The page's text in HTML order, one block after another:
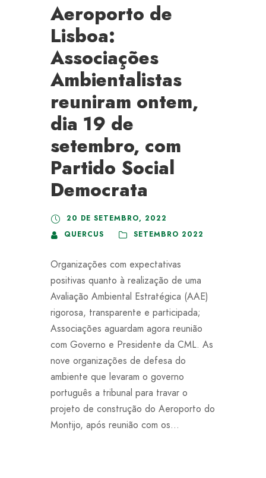
Aeroporto de
Lisboa:
Associações
Ambientalistas
reuniram ontem,
dia 19 de
setembro, com
Partido Social
Democrata
20 DE SETEMBRO, 2022
QUERCUS
SETEMBRO 2022
Organizações com expectativas
positivas quanto à realização de uma
Avaliação Ambiental Estratégica (AAE)
rigorosa, transparente e participada;
Associações aguardam agora reunião
com Governo e Presidente da CML. As
nove organizações de defesa do
ambiente que levaram o governo
português a tribunal para travar o
projeto de construção do Aeroporto do
Montijo, após reunião com os...